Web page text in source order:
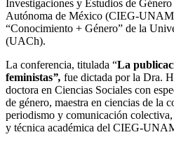
Investigaciones y Estudios de
Autónoma de México (CIEG-
“Conocimiento + Género” de la
(UACh).
La conferencia, titulada “La
feministas”, fue dictada por la Dra.
doctora en Ciencias Sociales con
de género, maestra en ciencias de la
periodismo y comunicación
y técnica académica del CIEG-